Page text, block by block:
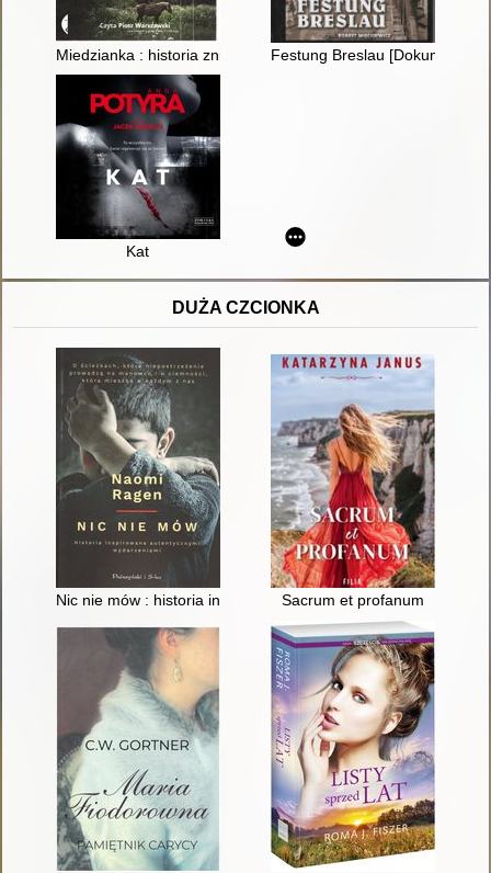
Miedzianka : historia znikania Festung Breslau [Dokument
Kat
DUŻA CZCIONKA
Nic nie mów : historia inspirowana autentycznymi
Sacrum et profanum